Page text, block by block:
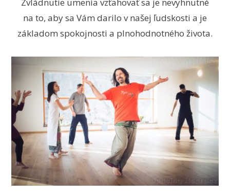
Zvládnutie umenia vzťahovať sa je nevyhnutné
na to, aby sa Vám darilo v našej ľudskosti a je
základom spokojnosti a plnohodnotného života.